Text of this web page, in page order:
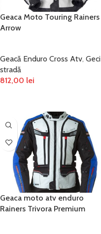
Geaca Moto Touring Rainers
Arrow
Geacă Enduro Cross Atv, Geci
stradă
812,00 lei
Geaca moto atv enduro
Rainers Trivora Premium